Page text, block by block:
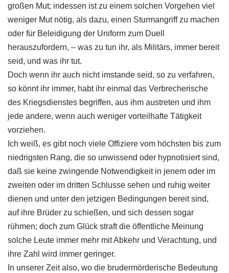
großen Mut; indessen ist zu einem solchen Vorgehen viel
weniger Mut nötig, als dazu, einen Sturmangriff zu machen
oder für Beleidigung der Uniform zum Duell
herauszufordern, – was zu tun ihr, als Militärs, immer bereit
seid, und was ihr tut.
Doch wenn ihr auch nicht imstande seid, so zu verfahren,
so könnt ihr immer, habt ihr einmal das Verbrecherische
des Kriegsdienstes begriffen, aus ihm austreten und ihm
jede andere, wenn auch weniger vorteilhafte Tätigkeit
vorziehen.
Ich weiß, es gibt noch viele Offiziere vom höchsten bis zum
niedrigsten Rang, die so unwissend oder hypnotisiert sind,
daß sie keine zwingende Notwendigkeit in jenem oder im
zweiten oder im dritten Schlusse sehen und ruhig weiter
dienen und unter den jetzigen Bedingungen bereit sind,
auf ihre Brüder zu schießen, und sich dessen sogar
rühmen; doch zum Glück straft die öffentliche Meinung
solche Leute immer mehr mit Abkehr und Verachtung, und
ihre Zahl wird immer geringer.
In unserer Zeit also, wo die brudermörderische Bedeutung